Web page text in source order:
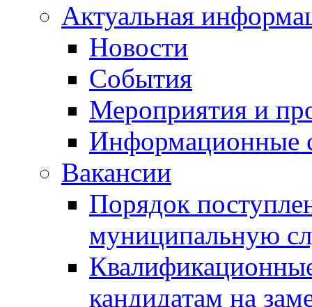
Актуальная
Новости
События
Мероприятия и
Информационные
Вакансии
Порядок
муниципальную
кандидатам на